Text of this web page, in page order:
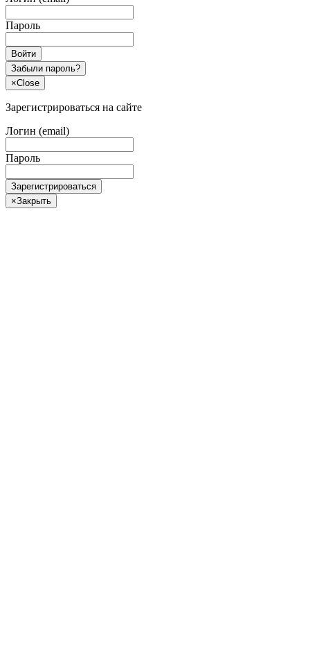
Пароль
Войти
Забыли пароль?
×Close
Зарегистрироваться на сайте
Логин (email)
Пароль
Зарегистрироваться
×Закрыть